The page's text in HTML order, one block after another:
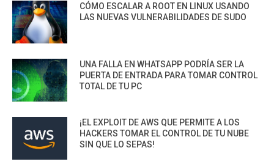
CÓMO ESCALAR A ROOT EN LINUX USANDO
LAS NUEVAS VULNERABILIDADES DE SUDO
UNA FALLA EN WHATSAPP PODRÍA SER LA
PUERTA DE ENTRADA PARA TOMAR CONTROL
TOTAL DE TU PC
¡EL EXPLOIT DE AWS QUE PERMITE A LOS
HACKERS TOMAR EL CONTROL DE TU NUBE
SIN QUE LO SEPAS!